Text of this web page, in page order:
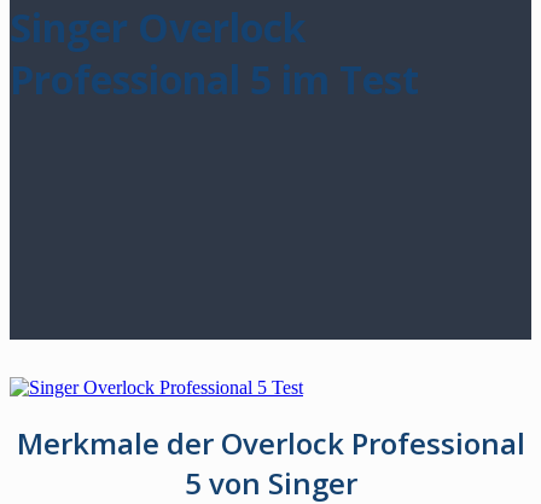
Singer Overlock
Professional 5 im Test
Merkmale der Overlock Professional
5 von Singer